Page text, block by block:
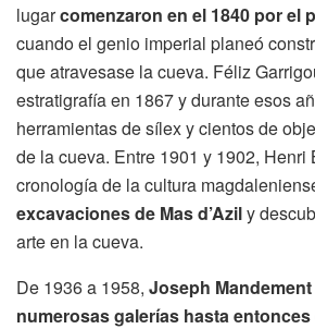
lugarcomenzaron en el 1840 por el
cuando el genio imperial planeó
que atravesase la cueva. Féliz
estratigrafía en 1867 y durante esos
herramientas de sílex y cientos de
de la cueva. Entre 1901 y 1902, Henri
cronología de la cultura
excavaciones de Mas d’Azily
arte en la cueva.
De 1936 a 1958, Joseph
numerosas galerías hasta